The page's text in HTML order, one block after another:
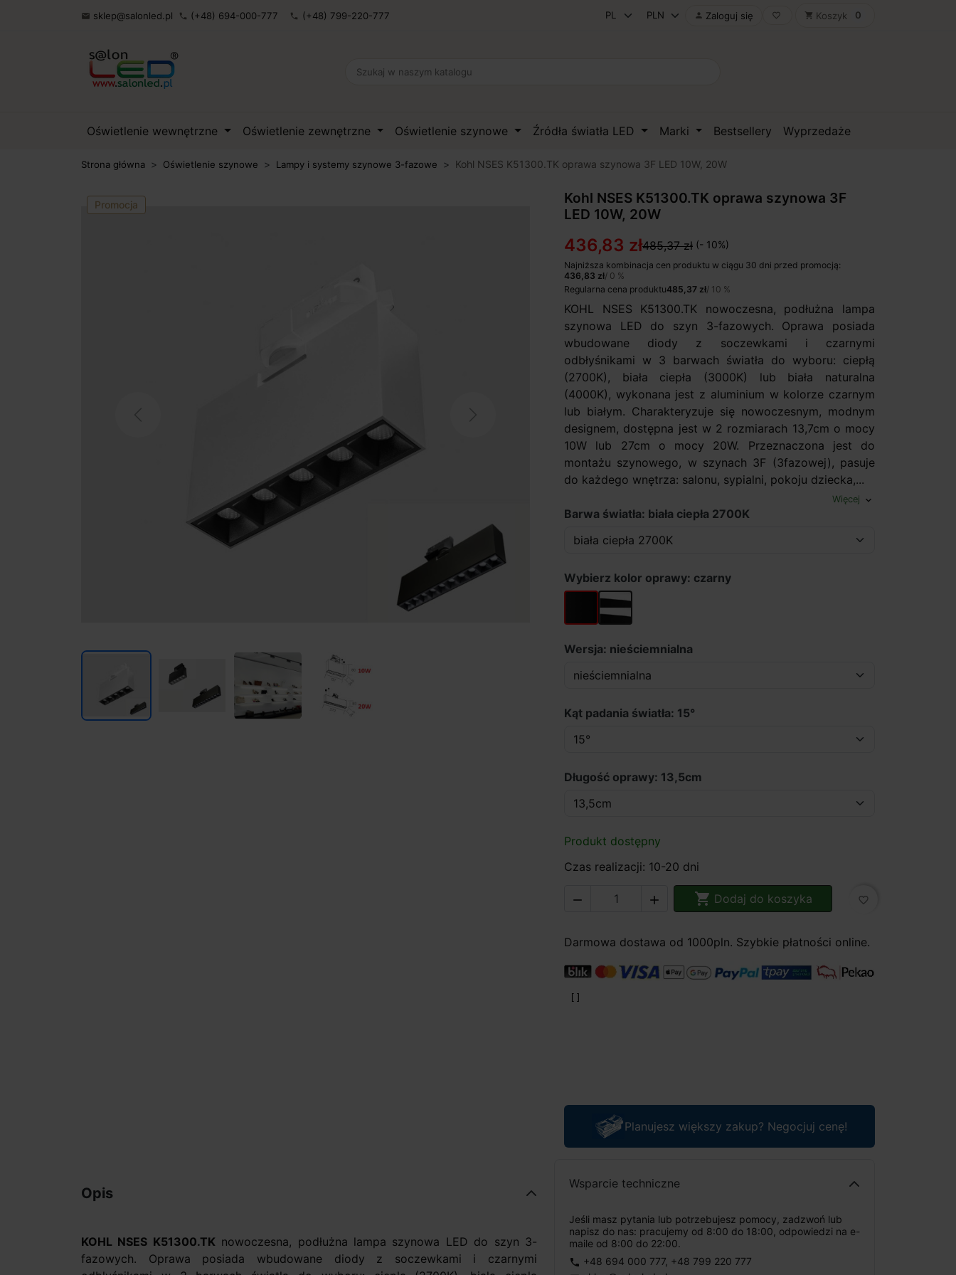
 sklep@salonled.pl phone (+48) 694-000-777 phone (+48) 799-220-777  Zaloguj się favorite_border shopping_cart Koszyk 0
Oświetlenie wewnętrzne Oświetlenie zewnętrzne Oświetlenie szynowe Źródła światła LED Marki Bestsellery Wyprzedaże
Strona główna Oświetlenie szynowe Lampy i systemy szynowe 3-fazowe Kohl NSES K51300.TK oprawa szynowa 3F LED 10W, 20W
Promocja
Kohl NSES K51300.TK oprawa szynowa 3F
LED 10W, 20W
436,83 zł485,37 zł (- 10%)
Najniższa kombinacja cen produktu w ciągu 30 dni przed promocją:
436,83 zł/ 0 %
Regularna cena produktu485,37 zł/ 10 %
KOHL NSES K51300.TK nowoczesna, podłużna lampa
szynowa LED do szyn 3-fazowych. Oprawa posiada
wbudowane diody z soczewkami i czarnymi
odbłyśnikami w 3 barwach światła do wyboru: ciepłą
(2700K), biała ciepła (3000K) lub biała naturalna
(4000K), wykonana jest z aluminium w kolorze czarnym
lub białym. Charakteryzuje się nowoczesnym, modnym
designem, dostępna jest w 2 rozmiarach 13,7cm o mocy
10W lub 27cm o mocy 20W. Przeznaczona jest do
montażu szynowego, w szynach 3F (3fazowej), pasuje
do każdego wnętrza: salonu, sypialni, pokoju dziecka,...
Więcej expand_more
Barwa światła: biała ciepła 2700K
Wybierz kolor oprawy: czarny
czarnybiały/czarny
Wersja: nieściemnialna
Kąt padania światła: 15°
Długość oprawy: 13,5cm
Produkt dostępny
Czas realizacji: 10-20 dni
   Dodaj do koszyka favorite_border
Darmowa dostawa od 1000pln. Szybkie płatności online.
Planujesz większy zakup? Negocjuj cenę!
Wsparcie techniczne
Jeśli masz pytania lub potrzebujesz pomocy, zadzwoń lub
napisz do nas: pracujemy od 8:00 do 18:00, odpowiedzi na e-
maile od 8:00 do 22:00.
phone +48 694 000 777, +48 799 220 777
Opis
KOHL NSES K51300.TKnowoczesna, podłużna lampa szynowa LED do szyn 3-
fazowych. Oprawa posiada wbudowane diody z soczewkami i czarnymi